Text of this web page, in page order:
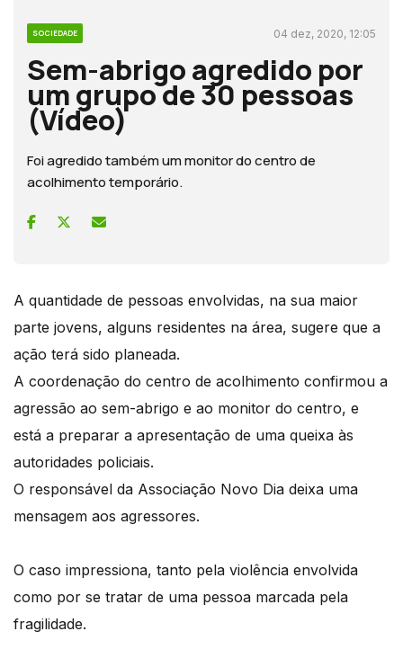
SOCIEDADE 04 dez, 2020, 12:05
Sem-abrigo agredido por
um grupo de 30 pessoas
(Vídeo)
Foi agredido também um monitor do centro de
acolhimento temporário.
A quantidade de pessoas envolvidas, na sua maior
parte jovens, alguns residentes na área, sugere que a
ação terá sido planeada.
A coordenação do centro de acolhimento confirmou a
agressão ao sem-abrigo e ao monitor do centro, e
está a preparar a apresentação de uma queixa às
autoridades policiais.
O responsável da Associação Novo Dia deixa uma
mensagem aos agressores.
O caso impressiona, tanto pela violência envolvida
como por se tratar de uma pessoa marcada pela
fragilidade.